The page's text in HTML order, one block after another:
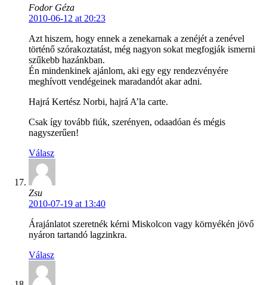
Fodor Géza
2010-06-12 at 20:23
Azt hiszem, hogy ennek a zenekarnak a zenéjét a zenével
történő szórakoztatást, még nagyon sokat megfogják ismerni
szűkebb hazánkban.
Én mindenkinek ajánlom, aki egy egy rendezvényére
meghívott vendégeinek maradandót akar adni.
Hajrá Kertész Norbi, hajrá A’la carte.
Csak így tovább fiúk, szerényen, odaadóan és mégis
nagyszerűen!
Válasz
Zsu
2010-07-19 at 13:40
Árajánlatot szeretnék kérni Miskolcon vagy környékén jövő
nyáron tartandó lagzinkra.
Válasz